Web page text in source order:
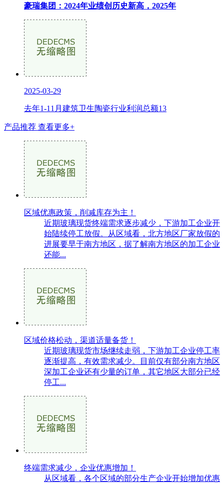
豪瑞集团：2024年业绩创历史新高，2025年
2025-03-29
去年1-11月建筑卫生陶瓷行业利润总额13
产品推荐 查看更多+
区域优惠政策，削减库存为主！
近期玻璃现货终端需求逐步减少，下游加工企业开
始陆续停工放假。从区域看，北方地区厂家放假的
进展要早于南方地区，据了解南方地区的加工企业
还能...
区域价格松动，渠道适量备货！
近期玻璃现货市场继续走弱，下游加工企业停工率
逐渐提高，有效需求减少。目前仅有部分南方地区
深加工企业还有少量的订单，其它地区大部分已经
停工...
终端需求减少，企业优惠增加！
从区域看，各个区域的部分生产企业开始增加优惠